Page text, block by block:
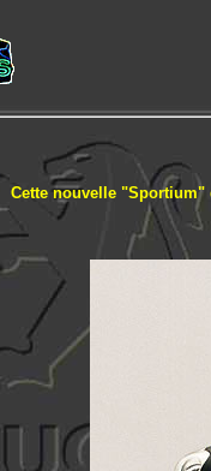
Cette nouvelle "Sportium"